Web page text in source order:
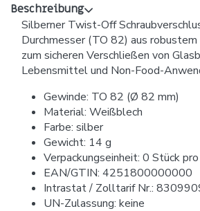
Beschreibung
Silberner Twist-Off
Durchmesser (TO 82) aus
zum sicheren Verschließen von
Lebensmittel und Non-Food-
Gewinde: TO 82 (Ø 82 mm)
Material: Weißblech
Farbe: silber
Gewicht: 14 g
Verpackungseinheit: 0 Stück
EAN/GTIN: 4251800000000
Intrastat / Zolltarif Nr.:
UN-Zulassung: keine